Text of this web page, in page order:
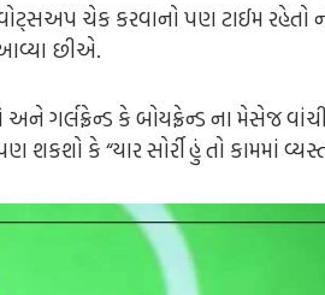
ચેક કરવાનો પણ ટાઈમ
છીએ.
ગર્લફ્રેન્ડ કે બોયફ્રેન્ડ ના મેસેજ
કે “યાર સોર્રી હું તો કામમાં